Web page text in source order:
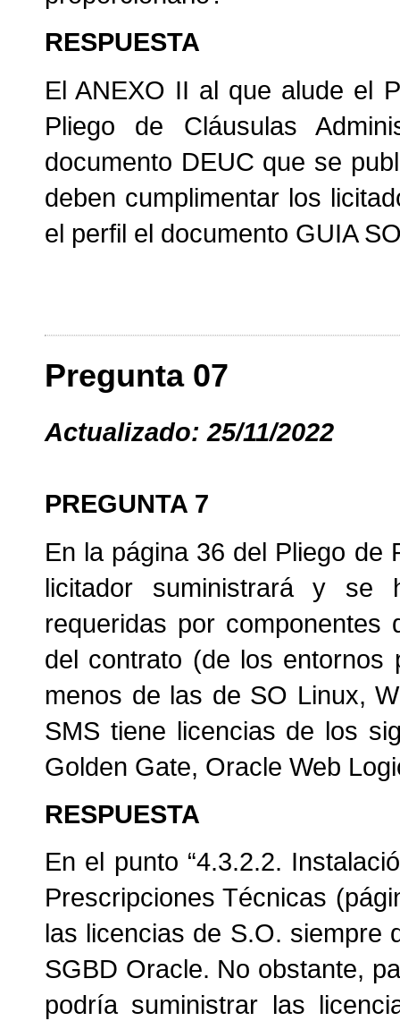
RESPUESTA
El ANEXO II al que alude el
Pliego de Cláusulas
documento DEUC que se
deben cumplimentar los
el perfil el documento GUIA
Pregunta 07
Actualizado: 25/11/2022
PREGUNTA 7
En la página 36 del Pliego de
licitador suministrará y se
requeridas por
del contrato (de los entornos
menos de las de SO Linux,
SMS tiene licencias de los
Golden Gate, Oracle Web
RESPUESTA
En el punto “4.3.2.2.
Prescripciones Técnicas
las licencias de S.O. siempre
SGBD Oracle. No obstante,
podría suministrar las